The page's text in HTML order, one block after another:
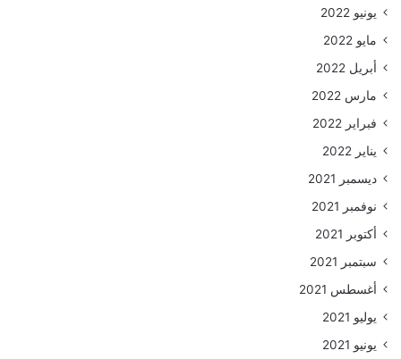
يونيو 2022
مايو 2022
أبريل 2022
مارس 2022
فبراير 2022
يناير 2022
ديسمبر 2021
نوفمبر 2021
أكتوبر 2021
سبتمبر 2021
أغسطس 2021
يوليو 2021
يونيو 2021